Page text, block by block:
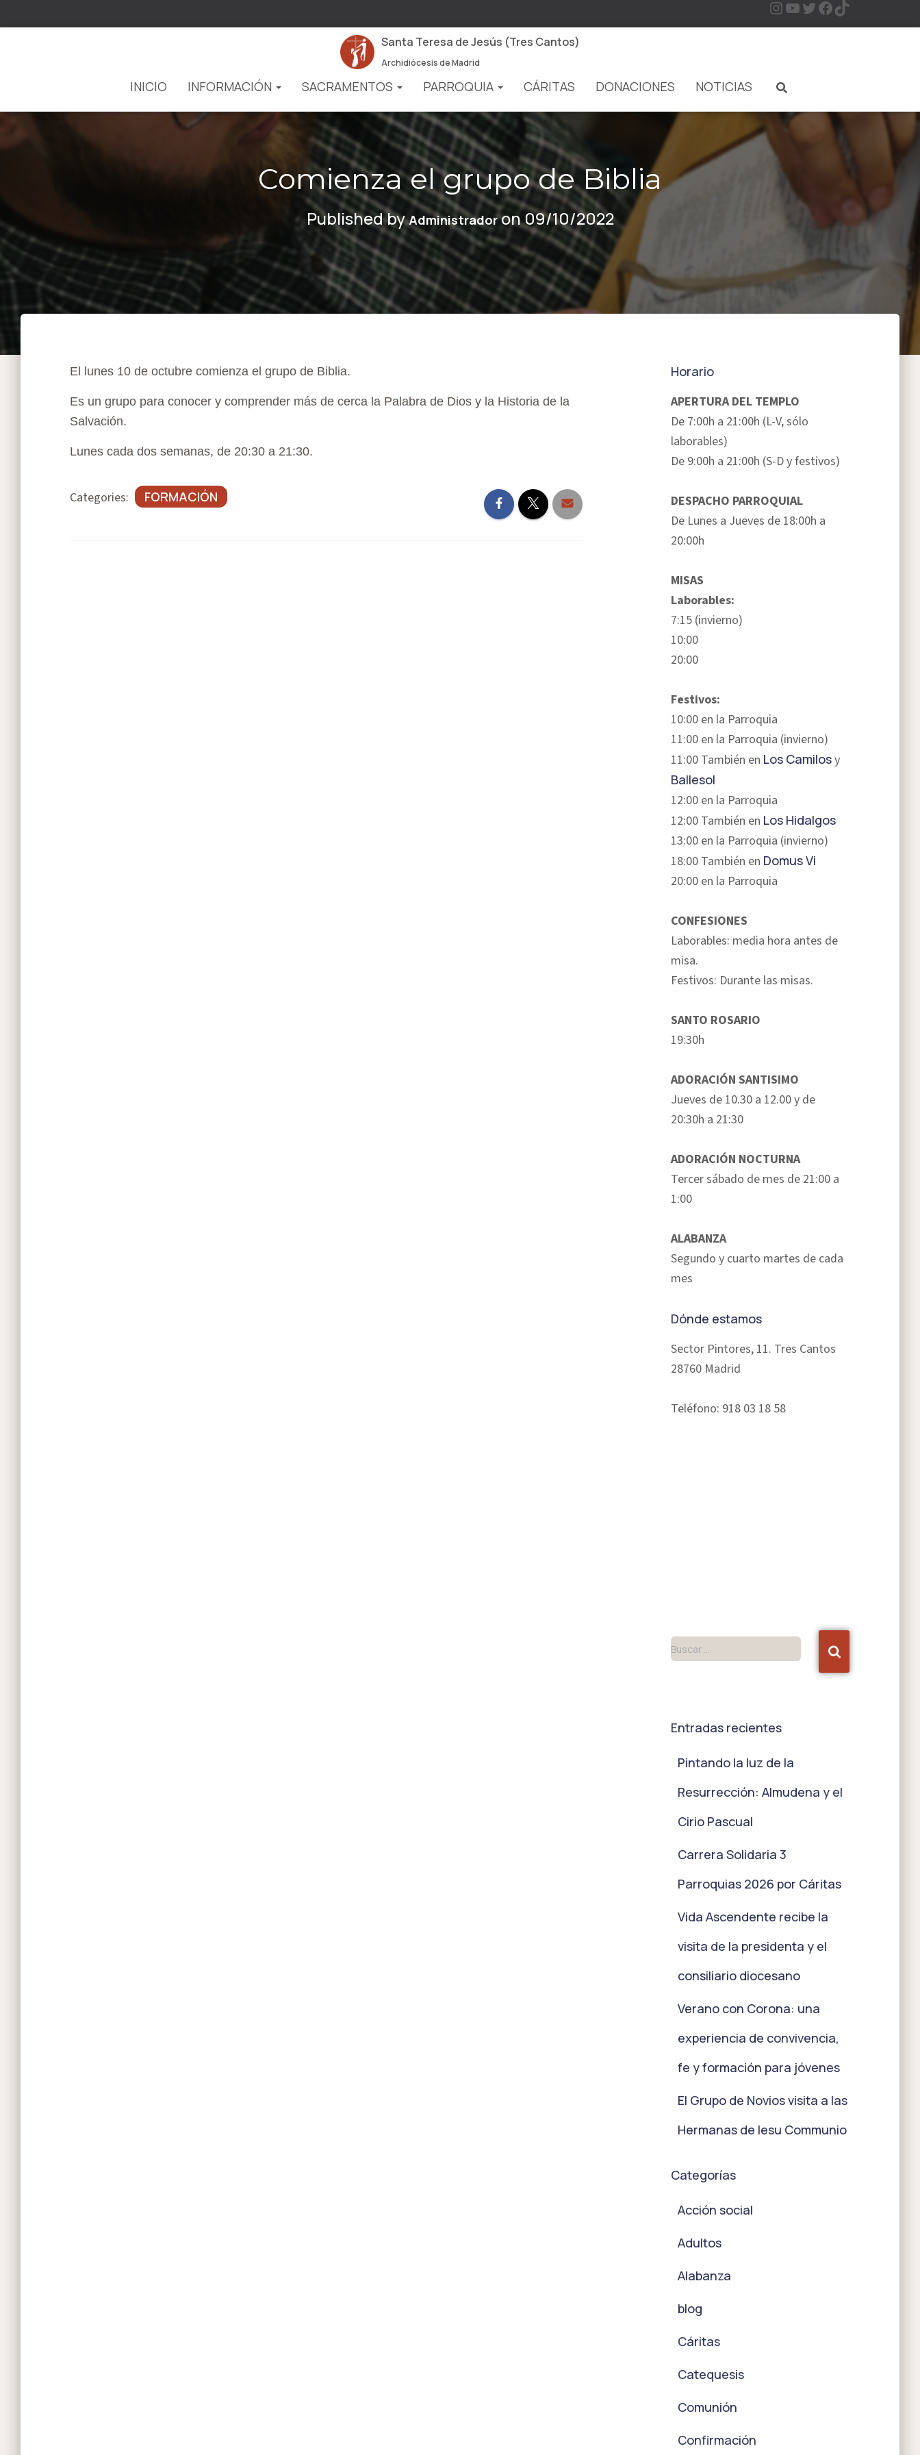
Santa Teresa de Jesús (Tres Cantos)
Archidiócesis de Madrid
INICIO INFORMACIÓN SACRAMENTOS PARROQUIA CÁRITAS DONACIONES NOTICIAS
Comienza el grupo de Biblia
Published byAdministradoron09/10/2022
El lunes 10 de octubre comienza el grupo de Biblia.
Es un grupo para conocer y comprender más de cerca la Palabra de Dios y la Historia de la
Salvación.
Lunes cada dos semanas, de 20:30 a 21:30.
Categories: FORMACIÓN
Horario
APERTURA DEL TEMPLO
De 7:00h a 21:00h (L-V, sólo
laborables)
De 9:00h a 21:00h (S-D y festivos)
DESPACHO PARROQUIAL
De Lunes a Jueves de 18:00h a
20:00h
MISAS
Laborables:
7:15 (invierno)
10:00
20:00
Festivos:
10:00 en la Parroquia
11:00 en la Parroquia (invierno)
11:00 También en Los Camilosy
Ballesol
12:00 en la Parroquia
12:00 También en Los Hidalgos
13:00 en la Parroquia (invierno)
18:00 También en Domus Vi
20:00 en la Parroquia
CONFESIONES
Laborables: media hora antes de
misa.
Festivos: Durante las misas.
SANTO ROSARIO
19:30h
ADORACIÓN SANTISIMO
Jueves de 10.30 a 12.00 y de
20:30h a 21:30
ADORACIÓN NOCTURNA
Tercer sábado de mes de 21:00 a
1:00
ALABANZA
Segundo y cuarto martes de cada
mes
Dónde estamos
Sector Pintores, 11. Tres Cantos
28760 Madrid
Teléfono: 918 03 18 58
Buscar …
Entradas recientes
Pintando la luz de la
Resurrección: Almudena y el
Cirio Pascual
Carrera Solidaria 3
Parroquias 2026 por Cáritas
Vida Ascendente recibe la
visita de la presidenta y el
consiliario diocesano
Verano con Corona: una
experiencia de convivencia,
fe y formación para jóvenes
El Grupo de Novios visita a las
Hermanas de Iesu Communio
Categorías
Acción social
Adultos
Alabanza
blog
Cáritas
Catequesis
Comunión
Confirmación